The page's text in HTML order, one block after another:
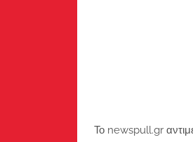
Το newspull.gr